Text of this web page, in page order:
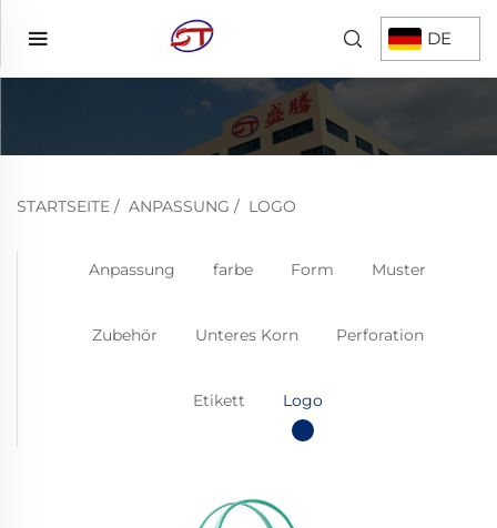
DE
STARTSEITE / ANPASSUNG / LOGO
Anpassung farbe Form Muster
Zubehör Unteres Korn Perforation
Etikett Logo